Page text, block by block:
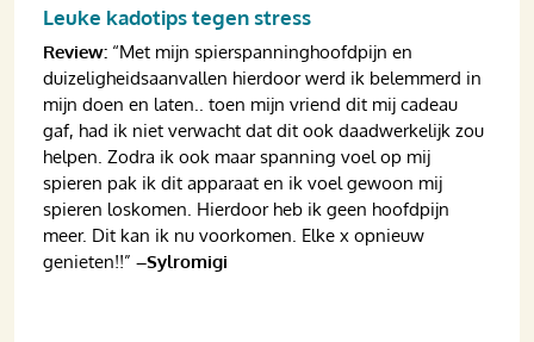
Leuke kadotips tegen stress
Review: “Met mijn spierspanninghoofdpijn en
duizeligheidsaanvallen hierdoor werd ik belemmerd in
mijn doen en laten.. toen mijn vriend dit mij cadeau
gaf, had ik niet verwacht dat dit ook daadwerkelijk zou
helpen. Zodra ik ook maar spanning voel op mij
spieren pak ik dit apparaat en ik voel gewoon mij
spieren loskomen. Hierdoor heb ik geen hoofdpijn
meer. Dit kan ik nu voorkomen. Elke x opnieuw
genieten!!” –Sylromigi